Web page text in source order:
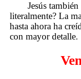
Jesús
literalmente? La
hasta ahora ha
con mayor detalle.